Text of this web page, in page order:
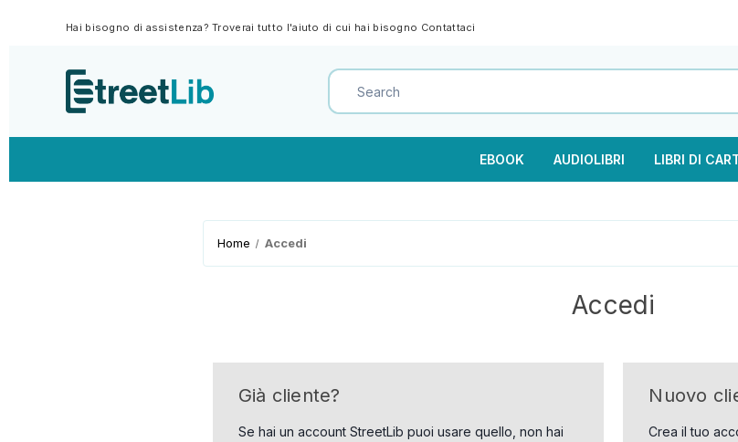
Hai bisogno di assistenza? Troverai tutto l'aiuto di cui hai bisogno Contattaci
EBOOK AUDIOLIBRI LIBRI DI
Home Accedi
Accedi
Già cliente?
Se hai un account StreetLib puoi usare quello, non hai
Nuovo
Crea il tuo